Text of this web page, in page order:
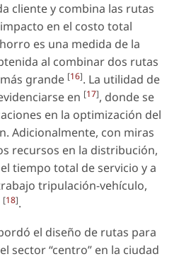
cliente y combina las rutas
en el costo total
es una medida de la
al combinar dos rutas
grande [16]. La utilidad de
en [17], donde se
en la optimización del
Adicionalmente, con miras
recursos en la distribución,
tiempo total de servicio y a
tripulación-vehículo,
[18].
el diseño de rutas para
sector “centro” en la ciudad